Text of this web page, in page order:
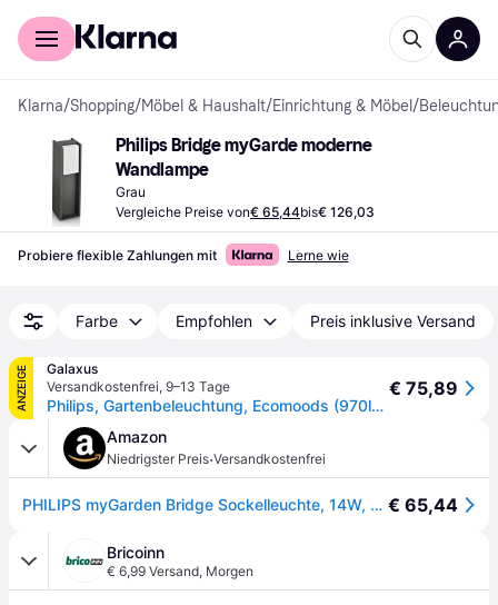
Für Shopper
Klarna/Shopping/Möbel & Haushalt/Einrichtung & Möbel /
Philips Bridge myGarde moderne
Wandlampe
Grau
Vergleiche Preise von€ 65,44bis€ 126,03
Probiere flexible Zahlungen mit Lerne wie
Farbe Empfohlen Preis inklusive Versand
ANZEIGE
Galaxus
Versandkostenfrei, 9–13 Tage
Philips, Gartenbeleuchtung, Ecomoods (970lm, E27, IP44)
€ 75,89
Amazon
Niedrigster Preis·Versandkostenfrei
PHILIPS myGarden Bridge Sockelleuchte, 14W, Anthrazit € 65,44
Bricoinn
€ 6,99 Versand, Morgen